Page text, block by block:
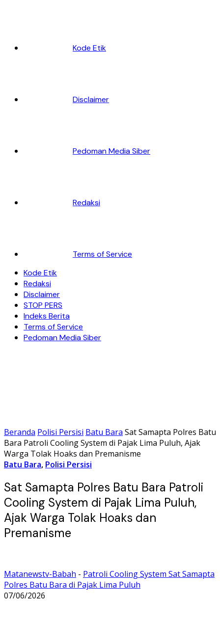
Kode Etik
Disclaimer
Pedoman Media Siber
Redaksi
Terms of Service
Kode Etik
Redaksi
Disclaimer
STOP PERS
Indeks Berita
Terms of Service
Pedoman Media Siber
Beranda Polisi Persisi Batu Bara Sat Samapta Polres Batu
Bara Patroli Cooling System di Pajak Lima Puluh, Ajak
Warga Tolak Hoaks dan Premanisme
Batu Bara, Polisi Persisi
Sat Samapta Polres Batu Bara Patroli
Cooling System di Pajak Lima Puluh,
Ajak Warga Tolak Hoaks dan
Premanisme
Matanewstv-Babah - Patroli Cooling System Sat Samapta
Polres Batu Bara di Pajak Lima Puluh
07/06/2026